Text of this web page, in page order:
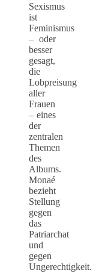
Sexismus
ist
Feminismus
– oder
besser
gesagt,
die
Lobpreisung
aller
Frauen
– eines
der
zentralen
Themen
des
Albums.
Monaé
bezieht
Stellung
gegen
das
Patriarchat
und
gegen
Ungerechtigkeit.